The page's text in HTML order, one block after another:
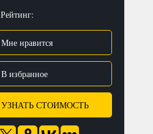
Рейтинг:
Мне нравится
В избранное
УЗНАТЬ СТОИМОСТЬ